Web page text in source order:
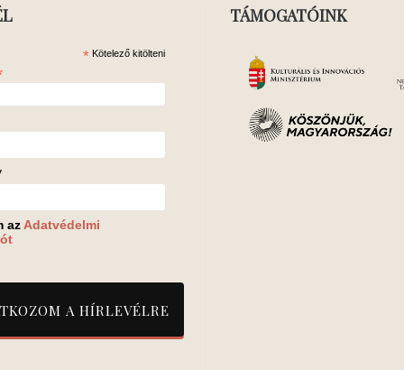
* Kötelező kitölteni
az Adatvédelmi
TÁMOGATÓINK